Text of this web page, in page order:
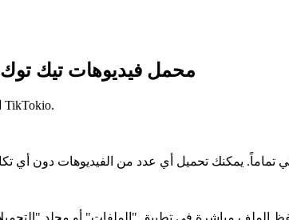
- محمل فيديوهات تيك توك
احصل على إجابات للأسئلة الأكثر شيوعاً حول أداة TikTokio.